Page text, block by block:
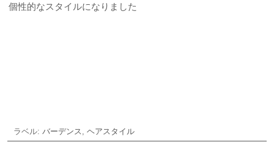
個性的なスタイルになりました
ラベル: バーデンス, ヘアスタイル